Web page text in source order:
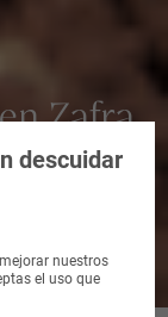
Zafra,
descuidar
nuestros
el uso que